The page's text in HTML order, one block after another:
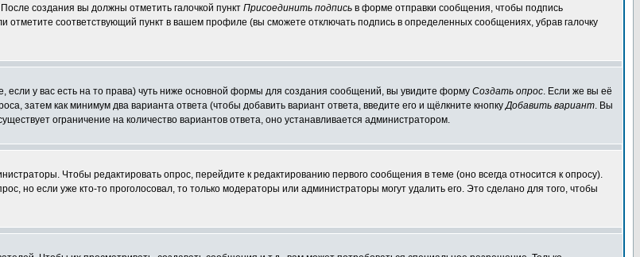
создания вы должны отметить галочкой пункт Присоединить подпись в форме отправки сообщения, чтобы подпись
соответствующий пункт в вашем профиле (вы сможете отключать подпись в определенных сообщениях, убрав галочку
если у вас есть на то права) чуть ниже основной формы для создания сообщений, вы увидите форму Создать опрос. Если же вы её
затем как минимум два варианта ответа (чтобы добавить вариант ответа, введите его и щёлкните кнопкуДобавить вариант. Вы
ограничение на количество вариантов ответа, оно устанавливается администратором.
Чтобы редактировать опрос, перейдите к редактированию первого сообщения в теме (оно всегда относится к опросу).
но если уже кто-то проголосовал, то только модераторы или администраторы могут удалить его. Это сделано для того, чтобы